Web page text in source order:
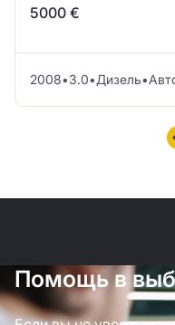
5000 €
2008•3.0•Дизель•
Помощь в